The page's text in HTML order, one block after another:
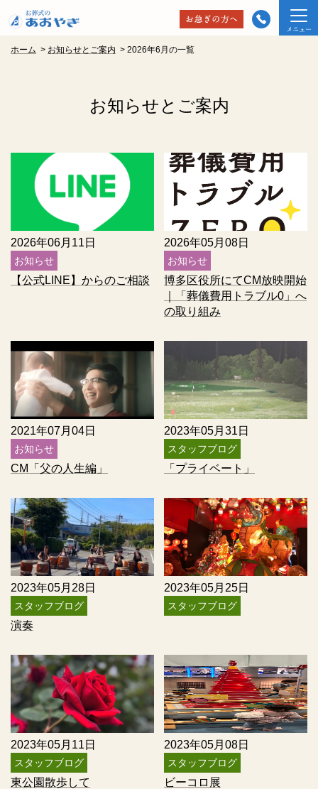
ホーム > お知らせとご案内 > 2026年6月の一覧
お知らせとご案内
2026年06月11日
お知らせ
【公式LINE】からのご相談
2026年05月08日
お知らせ
博多区役所にてCM放映開始
｜「葬儀費用トラブル0」へ
の取り組み
2021年07月04日
お知らせ
CM「父の人生編」
2023年05月31日
スタッフブログ
「プライベート」
2023年05月28日
スタッフブログ
演奏
2023年05月25日
スタッフブログ
2023年05月11日
スタッフブログ
東公園散歩して
2023年05月08日
スタッフブログ
ビーコロ展